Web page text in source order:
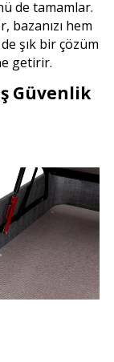
de tamamlar.
bazanızı hem
şık bir çözüm
getirir.
Güvenlik